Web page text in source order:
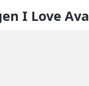
I Love Ava